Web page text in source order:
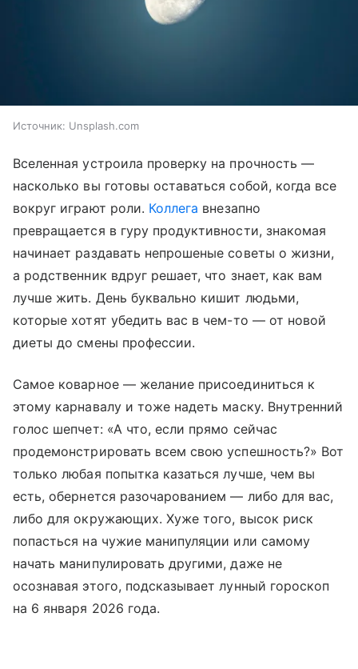
Источник: Unsplash.com
Вселенная устроила проверку на прочность —
насколько вы готовы оставаться собой, когда все
вокруг играют роли. Коллега внезапно
превращается в гуру продуктивности, знакомая
начинает раздавать непрошеные советы о жизни,
а родственник вдруг решает, что знает, как вам
лучше жить. День буквально кишит людьми,
которые хотят убедить вас в чем-то — от новой
диеты до смены профессии.
Самое коварное — желание присоединиться к
этому карнавалу и тоже надеть маску. Внутренний
голос шепчет: «А что, если прямо сейчас
продемонстрировать всем свою успешность?» Вот
только любая попытка казаться лучше, чем вы
есть, обернется разочарованием — либо для вас,
либо для окружающих. Хуже того, высок риск
попасться на чужие манипуляции или самому
начать манипулировать другими, даже не
осознавая этого, подсказывает лунный гороскоп
на 6 января 2026 года.